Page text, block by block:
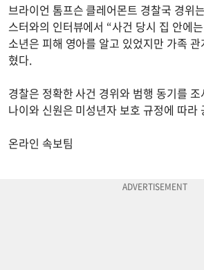
브라이언 톰프슨 클레어몬트 경찰국 경위
스터와의 인터뷰에서 “사건 당시 집 안에
소년은 피해 영아를 알고 있었지만 가족
혔다.
경찰은 정확한 사건 경위와 범행 동기를
나이와 신원은 미성년자 보호 규정에 따라
온라인 속보팀